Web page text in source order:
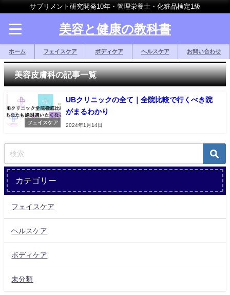
サプリメント研究開発10年・管理栄養士・化粧品検定1級
美容と健康の教科書
ホーム フェイスケア ボディケア ヘルスケア お問い合わせ
美容皮膚科の記事一覧
フェイスケア
UBクリニックの全て｜全院比較で行くべき院
がまるわかり
2024年1月14日
カテゴリー
フェイスケア
ヘルスケア
ボディケア
未分類